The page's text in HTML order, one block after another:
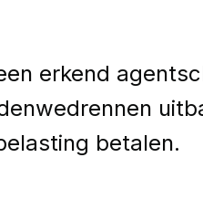
erkend
betalen.